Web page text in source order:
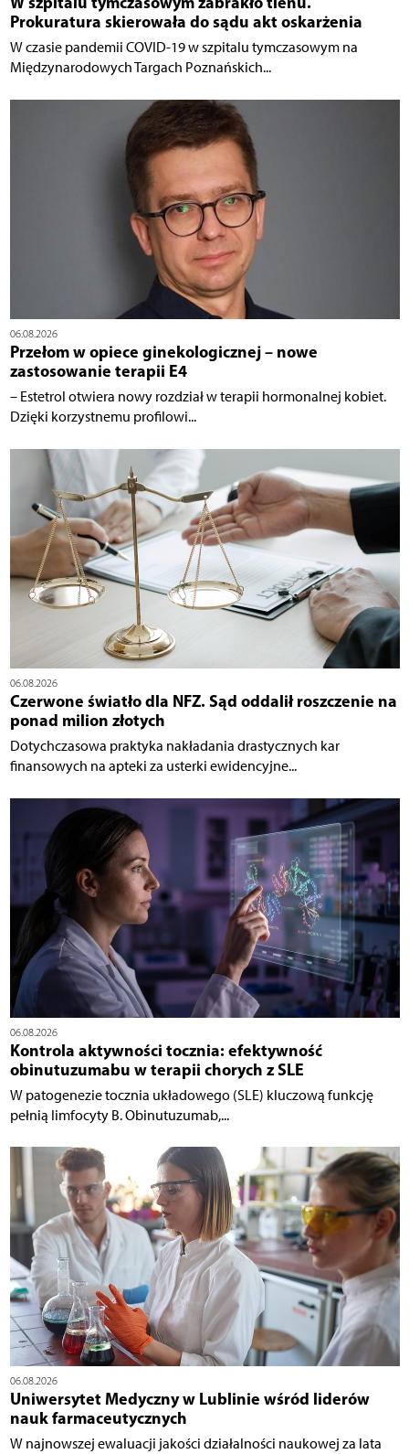
Prokuratura skierowała do sądu akt oskarżenia
W czasie pandemii COVID-19 w szpitalu tymczasowym na
Międzynarodowych Targach Poznańskich...
06.08.2026
Przełom w opiece ginekologicznej – nowe
zastosowanie terapii E4
– Estetrol otwiera nowy rozdział w terapii hormonalnej kobiet.
Dzięki korzystnemu profilowi...
06.08.2026
Czerwone światło dla NFZ. Sąd oddalił roszczenie na
ponad milion złotych
Dotychczasowa praktyka nakładania drastycznych kar
finansowych na apteki za usterki ewidencyjne...
06.08.2026
Kontrola aktywności tocznia: efektywność
obinutuzumabu w terapii chorych z SLE
W patogenezie tocznia układowego (SLE) kluczową funkcję
pełnią limfocyty B. Obinutuzumab,...
06.08.2026
Uniwersytet Medyczny w Lublinie wśród liderów
nauk farmaceutycznych
W najnowszej ewaluacji jakości działalności naukowej za lata